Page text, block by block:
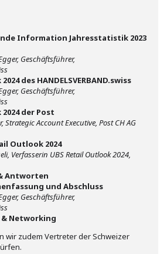
Information Jahresstatistik 2023
Geschäftsführer,
des HANDELSVERBAND.swiss
Geschäftsführer,
der Post
Account Executive, Post CH AG
Outlook 2024
UBS Retail Outlook 2024,
Antworten
und Abschluss
Geschäftsführer,
Networking
wir zudem Vertreter der Schweizer